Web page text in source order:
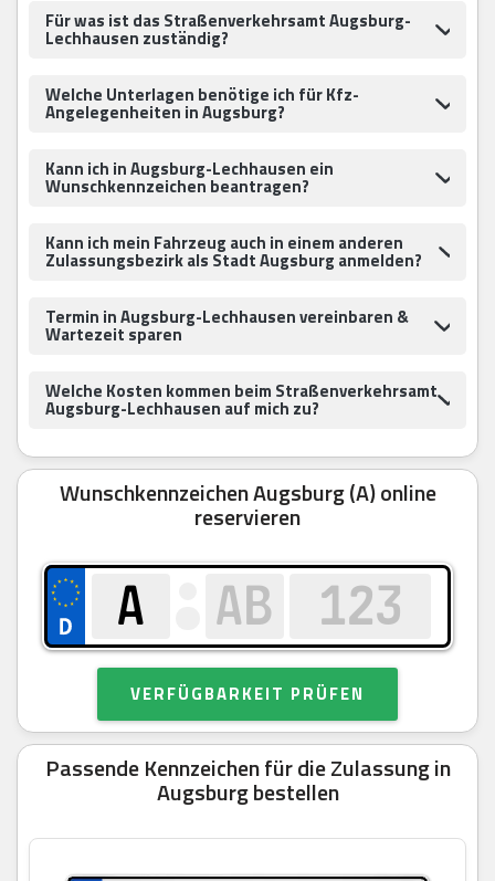
Für was ist das Straßenverkehrsamt Augsburg-
Lechhausen zuständig?
Welche Unterlagen benötige ich für Kfz-
Angelegenheiten in Augsburg?
Kann ich in Augsburg-Lechhausen ein
Wunschkennzeichen beantragen?
Kann ich mein Fahrzeug auch in einem anderen
Zulassungsbezirk als Stadt Augsburg anmelden?
Termin in Augsburg-Lechhausen vereinbaren &
Wartezeit sparen
Welche Kosten kommen beim Straßenverkehrsamt
Augsburg-Lechhausen auf mich zu?
Wunschkennzeichen Augsburg (A) online
reservieren
VERFÜGBARKEIT PRÜFEN
Passende Kennzeichen für die Zulassung in
Augsburg bestellen